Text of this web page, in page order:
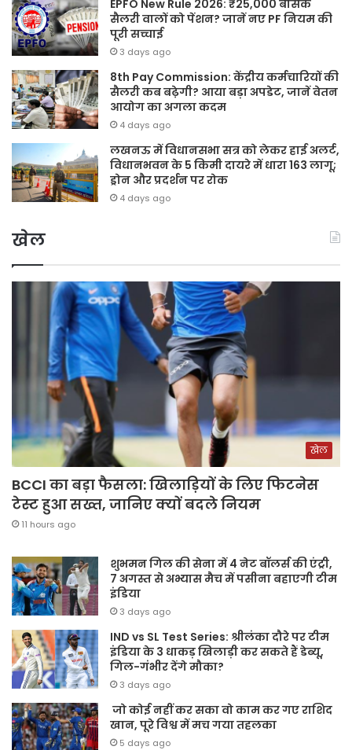
EPFO New Rule 2026: ₹25,000 बेसिक
सैलरी वालों को पेंशन? जानें नए PF नियम की
पूरी सच्चाई
3 days ago
8th Pay Commission: केंद्रीय कर्मचारियों की
सैलरी कब बढ़ेगी? आया बड़ा अपडेट, जानें वेतन
आयोग का अगला कदम
4 days ago
लखनऊ में विधानसभा सत्र को लेकर हाई अलर्ट,
विधानभवन के 5 किमी दायरे में धारा 163 लागू;
ड्रोन और प्रदर्शन पर रोक
4 days ago
खेल
खेल
BCCI का बड़ा फैसला: खिलाड़ियों के लिए फिटनेस
टेस्ट हुआ सख्त, जानिए क्यों बदले नियम
11 hours ago
शुभमन गिल की सेना में 4 नेट बॉलर्स की एंट्री,
7 अगस्त से अभ्यास मैच में पसीना बहाएगी टीम
इंडिया
3 days ago
IND vs SL Test Series: श्रीलंका दौरे पर टीम
इंडिया के 3 धाकड़ खिलाड़ी कर सकते हैं डेब्यू,
गिल-गंभीर देंगे मौका?
3 days ago
जो कोई नहीं कर सका वो काम कर गए राशिद
खान, पूरे विश्व में मच गया तहलका
5 days ago